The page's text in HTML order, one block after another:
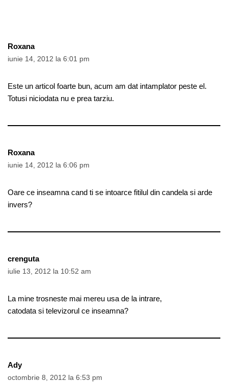
Roxana
iunie 14, 2012 la 6:01 pm
Este un articol foarte bun, acum am dat intamplator peste el.
Totusi niciodata nu e prea tarziu.
Roxana
iunie 14, 2012 la 6:06 pm
Oare ce inseamna cand ti se intoarce fitilul din candela si arde
invers?
crenguta
iulie 13, 2012 la 10:52 am
La mine trosneste mai mereu usa de la intrare,
catodata si televizorul ce inseamna?
Ady
octombrie 8, 2012 la 6:53 pm